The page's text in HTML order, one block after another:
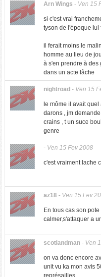
Arn Wings - Ven 15
si c'est vrai
tyson de l'époque lui
il ferait moins le
homme au lieu de
à s'en prendre à des
dans un acte lâche
nightroad - Ven 15
le môme il avait
darons , jm
crains , t un suce
genre
- Ven 15 Fev 2008
c'est vraiment lache
az18 - Ven 15 Fev
En tous cas son
calmer,s'attaquer a
scotlandman- Ven
on va donc encore
unit vu ka mon avis
représailles